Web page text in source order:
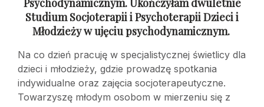
Psychodynamicznym. Ukończyłam dwuletnie
Studium Socjoterapii i Psychoterapii Dzieci i
Młodzieży w ujęciu psychodynamicznym.
Na co dzień pracuję w specjalistycznej świetlicy dla
dzieci i młodzieży, gdzie prowadzę spotkania
indywidualne oraz zajęcia socjoterapeutyczne.
Towarzyszę młodym osobom w mierzeniu się z